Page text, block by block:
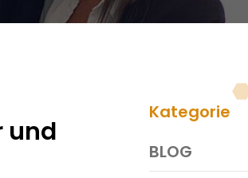
und
Kategorie
BLOG